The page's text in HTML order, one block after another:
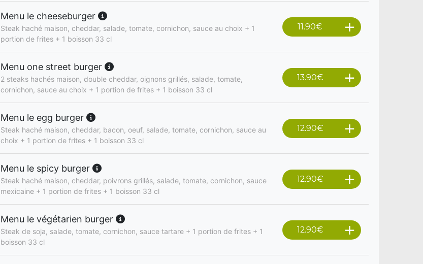
Menu le cheeseburger
Steak haché maison, cheddar, salade, tomate, cornichon, sauce au choix + 1
portion de frites + 1 boisson 33 cl
11.90€
Menu one street burger
2 steaks hachés maison, double cheddar, oignons grillés, salade, tomate,
cornichon, sauce au choix + 1 portion de frites + 1 boisson 33 cl
13.90€
Menu le egg burger
Steak haché maison, cheddar, bacon, oeuf, salade, tomate, cornichon, sauce au
choix + 1 portion de frites + 1 boisson 33 cl
12.90€
Menu le spicy burger
Steak haché maison, cheddar, poivrons grillés, salade, tomate, cornichon, sauce
mexicaine + 1 portion de frites + 1 boisson 33 cl
12.90€
Menu le végétarien burger
Steak de soja, salade, tomate, cornichon, sauce tartare + 1 portion de frites + 1
boisson 33 cl
12.90€